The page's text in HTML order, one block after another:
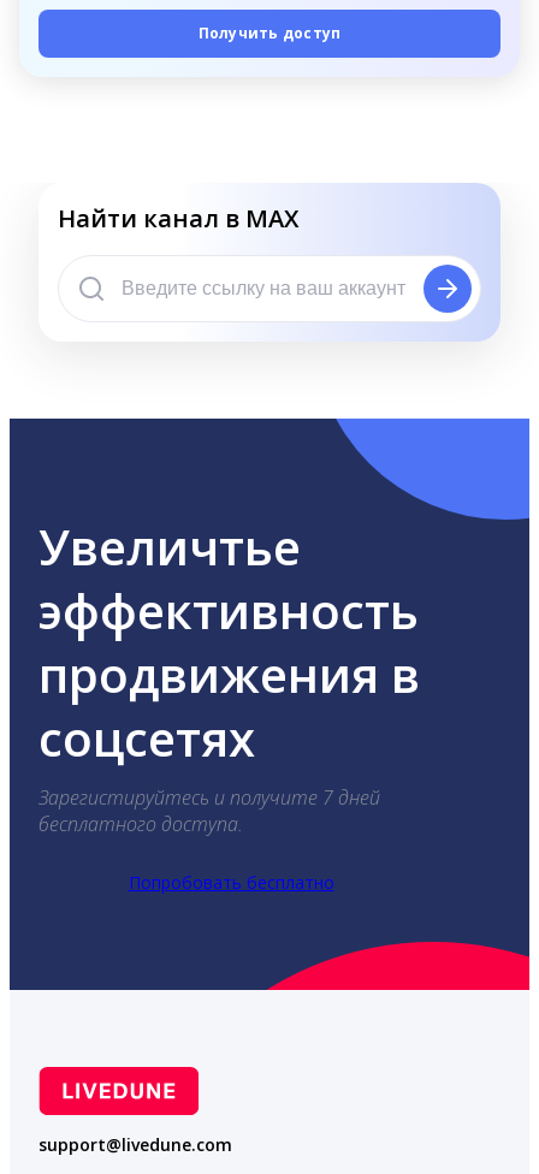
Получить доступ
Найти канал в MAX
Увеличтье
эффективность
продвижения в
соцсетях
Зарегистируйтесь и получите 7 дней
бесплатного доступа.
Попробовать бесплатно
support@livedune.com